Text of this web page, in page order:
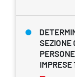
SEZIONE